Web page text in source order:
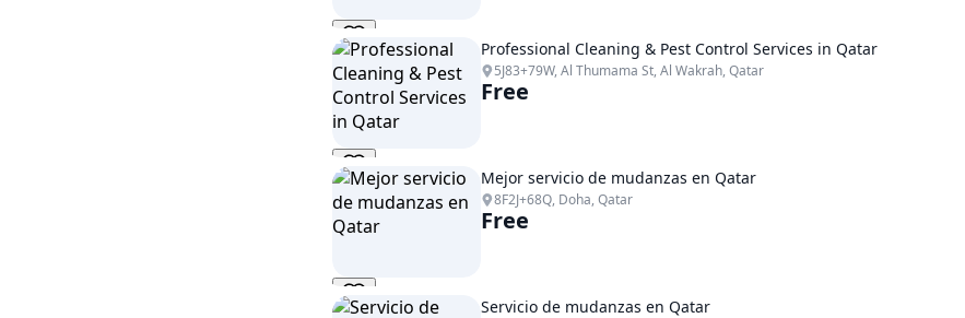
Professional Cleaning & Pest Control Services in Qatar
5J83+79W, Al Thumama St, Al Wakrah, Qatar
Free
Mejor servicio de mudanzas en Qatar
8F2J+68Q, Doha, Qatar
Free
Servicio de mudanzas en Qatar